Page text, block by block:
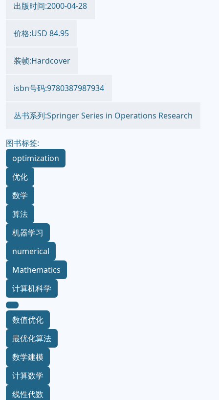
出版时间:2000-04-28
价格:USD 84.95
装帧:Hardcover
isbn号码:9780387987934
丛书系列:Springer Series in Operations Research
图书标签:
optimization
优化
数学
算法
机器学习
numerical
Mathematics
计算机科学
数值优化
最优化算法
数学建模
计算数学
线性代数